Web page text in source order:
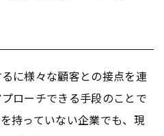
に様々な顧客との接点を連
ローチできる手段のことで
持っていない企業でも、現